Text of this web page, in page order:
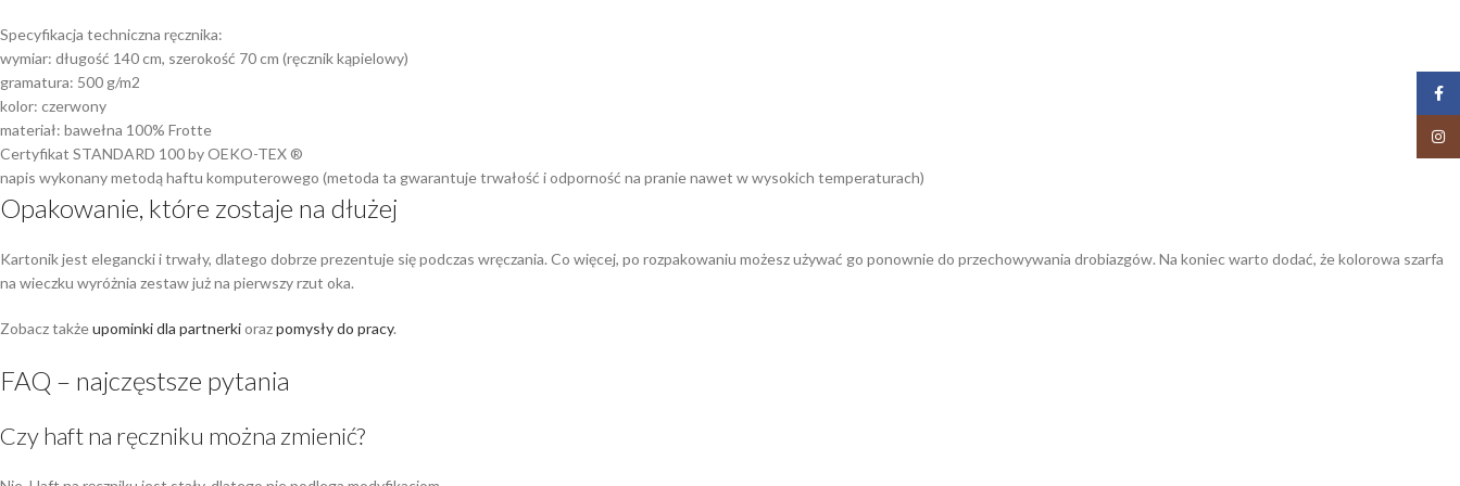
Specyfikacja techniczna ręcznika:
wymiar: długość 140 cm, szerokość 70 cm (ręcznik kąpielowy)
gramatura: 500 g/m2
kolor: czerwony
materiał: bawełna 100% Frotte
Certyfikat STANDARD 100 by OEKO-TEX ®
napis wykonany metodą haftu komputerowego (metoda ta gwarantuje trwałość i odporność na pranie nawet w wysokich temperaturach)
Opakowanie, które zostaje na dłużej
Kartonik jest elegancki i trwały, dlatego dobrze prezentuje się podczas wręczania. Co więcej, po rozpakowaniu możesz używać go ponownie do przechowywania drobiazgów. Na koniec warto dodać, że kolorowa szarfa
na wieczku wyróżnia zestaw już na pierwszy rzut oka.
Zobacz takżeupominki dla partnerkiorazpomysły do pracy.
FAQ – najczęstsze pytania
Czy haft na ręczniku można zmienić?